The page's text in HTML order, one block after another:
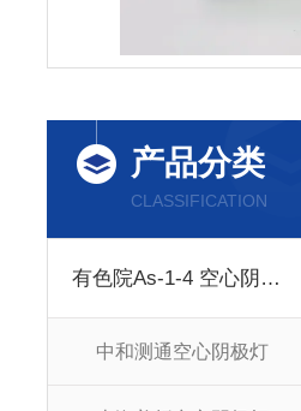
产品分类
CLASSIFICATION
有色院As-1-4 空心阴极灯
中和测通空心阴极灯